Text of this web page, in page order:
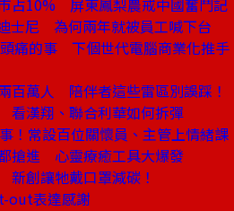
占10% 屏東鳳梨農戒中國奮鬥記
士尼 為何兩年就被員工喊下台
痛的事 下個世代電腦商業化推手
百萬人 陪伴者這些雷區別誤踩！
漢翔、聯合利華如何拆彈
！常設百位關懷員、主管上情緒課
搶進 心靈療癒工具大爆發
創讓牠戴口罩減碳！
out表達感謝